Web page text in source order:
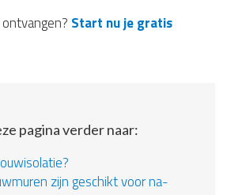
Start nu je gratis
pagina verder naar:
zijn geschikt voor na-